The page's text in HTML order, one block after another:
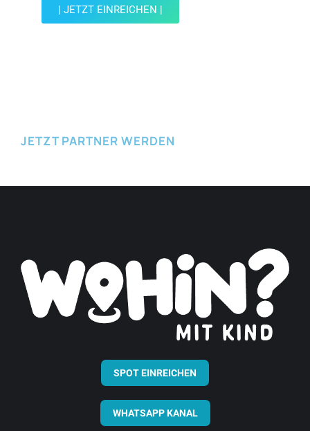
| JETZT EINREICHEN |
JETZT PARTNER WERDEN
SPOT EINREICHEN
WHATSAPP KANAL